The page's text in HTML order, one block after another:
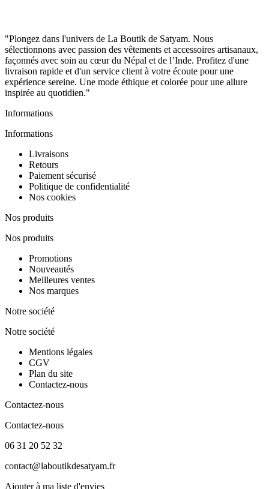
"Plongez dans l'univers de La Boutik de Satyam. Nous
sélectionnons avec passion des vêtements et accessoires artisanaux,
façonnés avec soin au cœur du Népal et de l’Inde. Profitez d'une
livraison rapide et d'un service client à votre écoute pour une
expérience sereine. Une mode éthique et colorée pour une allure
inspirée au quotidien."
Informations
Informations
Livraisons
Retours
Paiement sécurisé
Politique de confidentialité
Nos cookies
Nos produits
Nos produits
Promotions
Nouveautés
Meilleures ventes
Nos marques
Notre société
Notre société
Mentions légales
CGV
Plan du site
Contactez-nous
Contactez-nous
Contactez-nous
06 31 20 52 32
contact@laboutikdesatyam.fr
Ajouter à ma liste d'envies